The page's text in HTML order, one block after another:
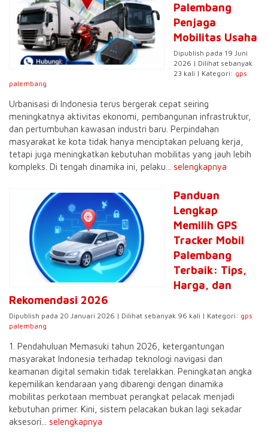
Palembang
Penjaga
Mobilitas Usaha
Dipublish pada 19 Juni
2026 | Dilihat sebanyak
23 kali | Kategori: gps
palembang
Urbanisasi di Indonesia terus bergerak cepat seiring
meningkatnya aktivitas ekonomi, pembangunan infrastruktur,
dan pertumbuhan kawasan industri baru. Perpindahan
masyarakat ke kota tidak hanya menciptakan peluang kerja,
tetapi juga meningkatkan kebutuhan mobilitas yang jauh lebih
kompleks. Di tengah dinamika ini, pelaku... selengkapnya
Panduan
Lengkap
Memilih GPS
Tracker Mobil
Palembang
Terbaik: Tips,
Harga, dan
Rekomendasi 2026
Dipublish pada 20 Januari 2026 | Dilihat sebanyak 96 kali | Kategori: gps
palembang
1. Pendahuluan Memasuki tahun 2026, ketergantungan
masyarakat Indonesia terhadap teknologi navigasi dan
keamanan digital semakin tidak terelakkan. Peningkatan angka
kepemilikan kendaraan yang dibarengi dengan dinamika
mobilitas perkotaan membuat perangkat pelacak menjadi
kebutuhan primer. Kini, sistem pelacakan bukan lagi sekadar
aksesori... selengkapnya